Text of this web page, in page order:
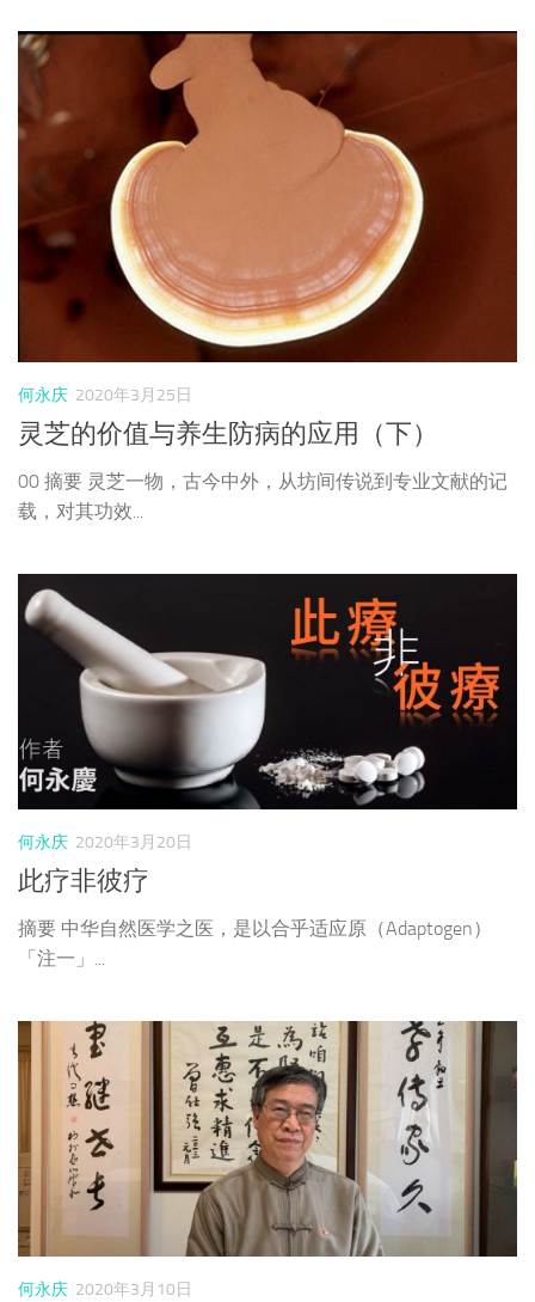
何永庆 2020年3月25日
灵芝的价值与养生防病的应用（下）
00 摘要 灵芝一物，古今中外，从坊间传说到专业文献的记
载，对其功效...
何永庆 2020年3月20日
此疗非彼疗
摘要 中华自然医学之医，是以合乎适应原（Adaptogen）
「注一」...
何永庆 2020年3月10日